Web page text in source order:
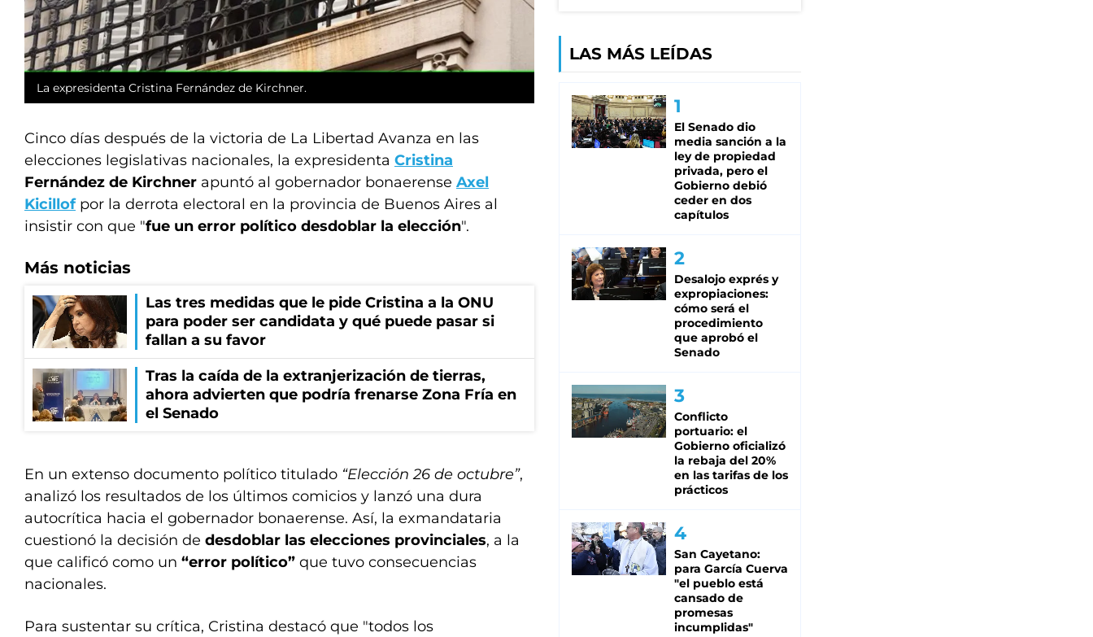
La expresidenta Cristina Fernández de Kirchner.
Cinco días después de la victoria de La Libertad Avanza en las
elecciones legislativas nacionales, la expresidenta Cristina
Fernández de Kirchner apuntó al gobernador bonaerense Axel
Kicillofpor la derrota electoral en la provincia de Buenos Aires al
insistir con que "fue un error político desdoblar la elección".
Más noticias
Las tres medidas que le pide Cristina a la ONU
para poder ser candidata y qué puede pasar si
fallan a su favor
Tras la caída de la extranjerización de tierras,
ahora advierten que podría frenarse Zona Fría en
el Senado
En un extenso documento político titulado “Elección 26 de octubre”,
analizó los resultados de los últimos comicios y lanzó una dura
autocrítica hacia el gobernador bonaerense. Así, la exmandataria
cuestionó la decisión de desdoblar las elecciones provinciales, a la
que calificó como un “error político” que tuvo consecuencias
nacionales.
Para sustentar su crítica, Cristina destacó que "todos los
LAS MÁS LEÍDAS
El Senado dio
media sanción a la
ley de propiedad
privada, pero el
Gobierno debió
ceder en dos
capítulos
Desalojo exprés y
expropiaciones:
cómo será el
procedimiento
que aprobó el
Senado
Conflicto
portuario: el
Gobierno oficializó
la rebaja del 20%
en las tarifas de los
prácticos
San Cayetano:
para García Cuerva
"el pueblo está
cansado de
promesas
incumplidas"